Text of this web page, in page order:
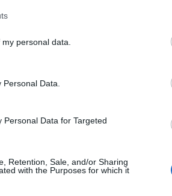
personal data.
Data.
Data for Targeted
Retention, Sale, and/or Sharing
with the Purposes for which it